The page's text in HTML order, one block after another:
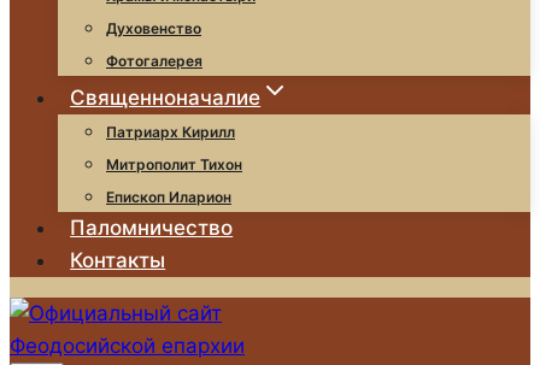
Духовенство
Фотогалерея
Священноначалие
Патриарх Кирилл
Митрополит Тихон
Епископ Иларион
Паломничество
Контакты